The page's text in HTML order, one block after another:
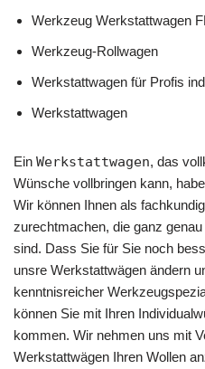
Werkzeug Werkstattwagen
Werkzeug-Rollwagen
Werkstattwagen für Profis
Werkstattwagen
Ein Werkstattwagen, das
Wünsche vollbringen kann,
Wir können Ihnen als
zurechtmachen, die ganz
sind. Dass Sie für Sie noch
unsre Werkstattwägen ändern
kenntnisreicher
können Sie mit Ihren
kommen. Wir nehmen uns mit
Werkstattwägen Ihren Wollen